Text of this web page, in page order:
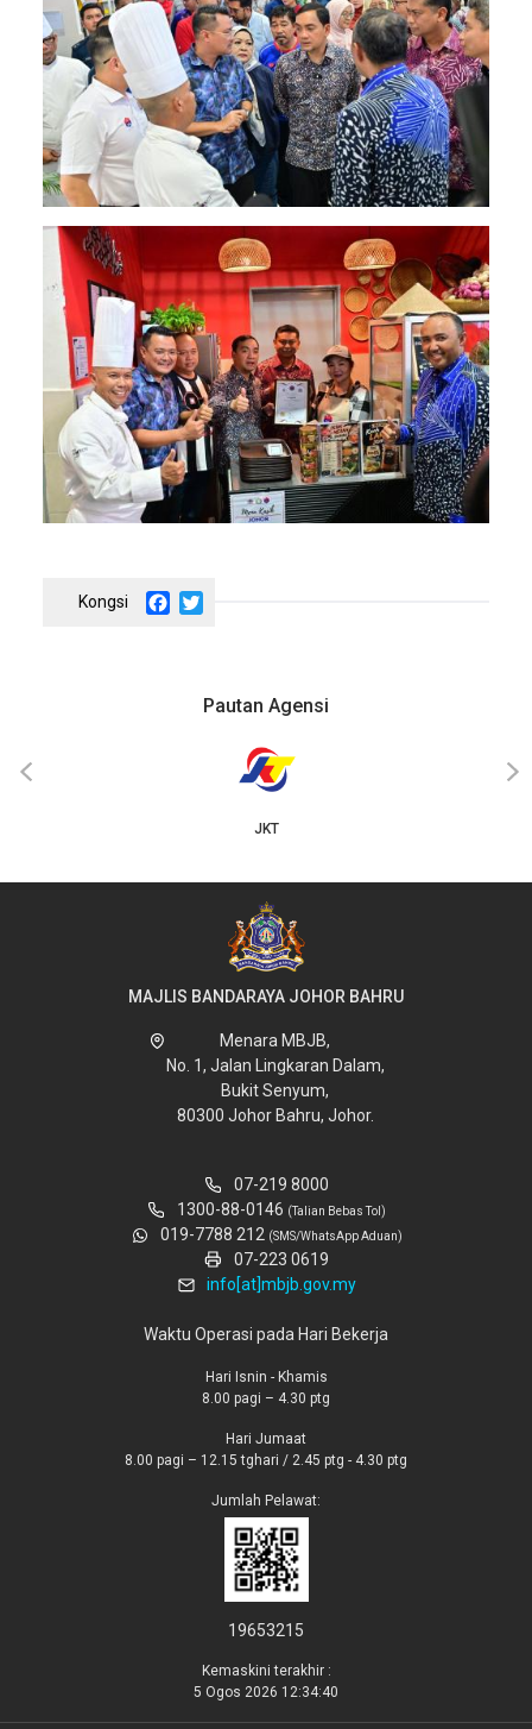
Image
Facebook
Pautan Agensi
JKT
‹ ›
MAJLIS BANDARAYA JOHOR BAHRU
Menara MBJB,
No. 1, Jalan Lingkaran Dalam,
Bukit Senyum,
80300 Johor Bahru, Johor.
07-219 8000
1300-88-0146 (Talian Bebas Tol)
019-7788 212 (SMS/WhatsApp Aduan)
07-223 0619
info[at]mbjb.gov.my
Waktu Operasi pada Hari Bekerja
Hari Isnin - Khamis
8.00 pagi – 4.30 ptg
Hari Jumaat
8.00 pagi – 12.15 tghari / 2.45 ptg - 4.30 ptg
Jumlah Pelawat:
19653215
Kemaskini terakhir :
5 Ogos 2026 12:34:40